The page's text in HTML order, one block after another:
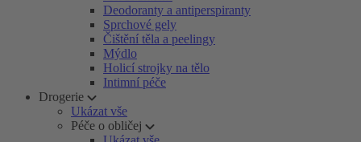
Deodoranty a antiperspiranty
Sprchové gely
Čištění těla a peelingy
Mýdlo
Holicí strojky na tělo
Intimní péče
Drogerie
Ukázat vše
Péče o obličej